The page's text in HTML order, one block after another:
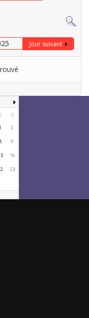
Jour suivant
S
D
2
9
16
23